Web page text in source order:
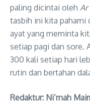
paling dicintai oleh Ar
tasbih ini kita pahami
ayat yang meminta
setiap pagi dan sore.
300 kali setiap hari
rutin dan bertahan
Redaktur: Ni’mah